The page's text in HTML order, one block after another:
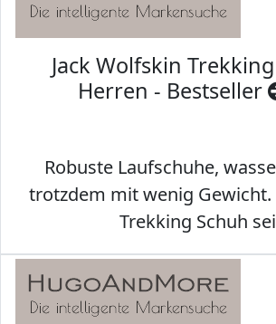
Jack Wolfskin
Herren - Bestseller
Robuste Laufschuhe,
trotzdem mit wenig Gewicht.
Trekking Schuh